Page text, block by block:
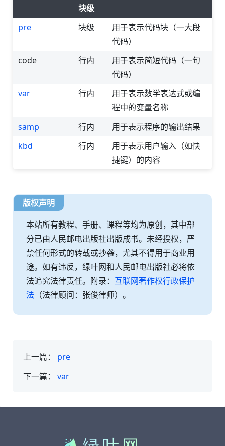
块级
pre 块级
用于表示代码块（一大段
代码）
code
行内
用于表示简短代码（一句
代码）
var
行内
用于表示数学表达式或编
程中的变量名称
samp
行内
用于表示程序的输出结果
kbd
行内
用于表示用户输入（如快
捷键）的内容
版权声明
本站所有教程、手册、课程等均为原创，其中部
分已由人民邮电出版社出版成书。未经授权，严
禁任何形式的转载或抄袭，尤其不得用于商业用
途。如有违反，绿叶网和人民邮电出版社必将依
法追究法律责任。附录： 互联网著作权行政保护
法 （法律顾问：张俊律师）。
上一篇： pre
下一篇： var